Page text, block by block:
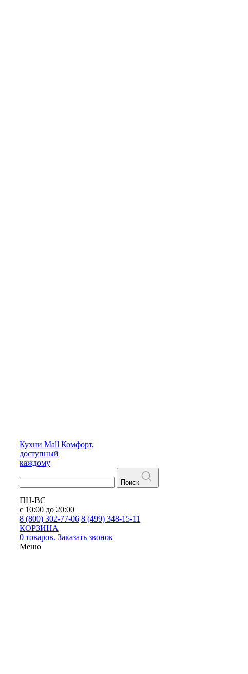
Кухни Mall Комфорт,
доступный
каждому
Поиск
ПН-ВС
с 10:00 до 20:00
8 (800) 302-77-06 8 (499) 348-15-11
КОРЗИНА
0 товаров. Заказать звонок
Меню